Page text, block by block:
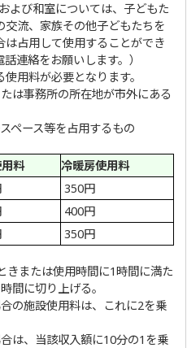
よび和室については、子どもた
流、家族その他子どもたちを
占用して使用することができ
連絡をお願いします。）
用料が必要となります。
は事務所の所在地が市外にある
ペース等を占用するもの
料
冷暖房使用料
350円
400円
350円
または使用時間に1時間に満た
間に切り上げる。
の施設使用料は、これに2を乗
は、当該収入額に10分の1を乗